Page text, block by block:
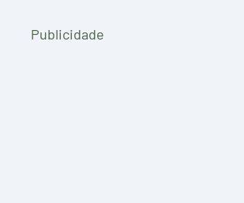
Publicidade